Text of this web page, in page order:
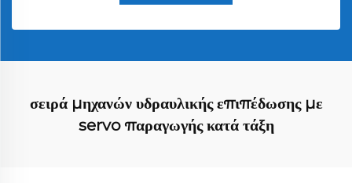
σειρά μηχανών υδραυλικής επιπέδωσης με
servo παραγωγής κατά τάξη